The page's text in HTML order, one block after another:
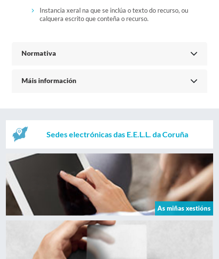
Instancia xeral na que se inclúa o texto do recurso, ou
calquera escrito que conteña o recurso.
Normativa
Máis información
Sedes electrónicas das E.E.L.L. da Coruña
As miñas xestións